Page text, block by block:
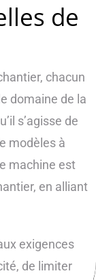
de
chacun
domaine de la
s’agisse de
modèles à
machine est
en alliant
exigences
de limiter